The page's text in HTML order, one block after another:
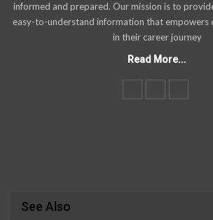
informed and prepared. Our mission is to
easy-to-understand information that empowers
in their career journey
Read More...
See Also